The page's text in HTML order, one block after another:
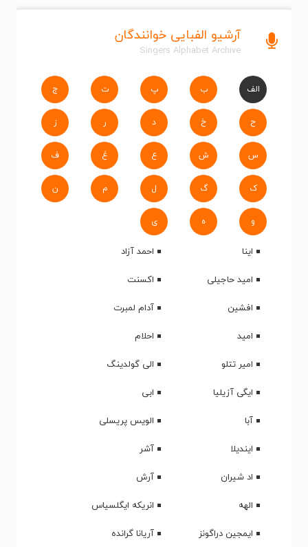
آرشیو الفبایی خوانندگان
Singers Alphabet Archive
الف ب پ ت ج
ح خ د ر ز
س ش ع غ ف
ک گ ل م ن
و ه ی
اینا
احمد آزاد
امید حاجیلی
اکسنت
افشین
آدام لمبرت
امید
احلام
امیر تتلو
الی گولدینگ
ایگی آزیلیا
ابی
آبا
الویس پریسلی
ایندیلا
آشر
اد شیران
آرش
الهه
انریکه ایگلسیاس
ایمجین دراگونز
آریانا گرانده